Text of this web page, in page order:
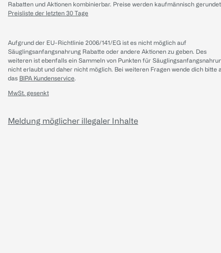
Rabatten und Aktionen kombinierbar. Preise werden kaufmännisch
Preisliste der letzten 30 Tage
Aufgrund der EU-Richtlinie 2006/141/EG ist es nicht möglich auf
Säuglingsanfangsnahrung Rabatte oder andere Aktionen zu geben. Des
weiteren ist ebenfalls ein Sammeln von Punkten für
nicht erlaubt und daher nicht möglich. Bei weiteren Fragen wende dich bitte
das BIPA Kundenservice.
MwSt. gesenkt
Meldung möglicher illegaler Inhalte